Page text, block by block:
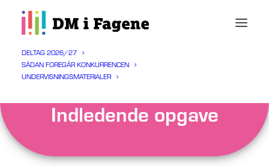
DELTAG 2026/27
SÅDAN FOREGÅR KONKURRENCEN
UNDERVISNINGSMATERIALER
Engelsk 2021/22
Indledende opgave